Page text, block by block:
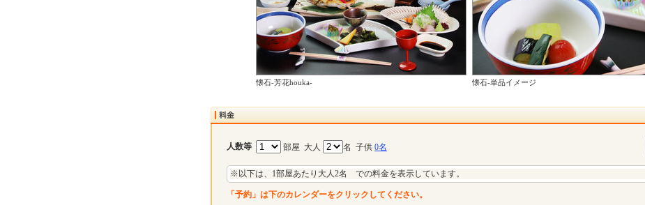
懐石-芳花houka- 懐石-単品イメージ
人数等 部屋 大人 名 子供 0名
※以下は、1部屋あたり大人2名 での料金を表示しています。
「予約」は下のカレンダーをクリックしてください。